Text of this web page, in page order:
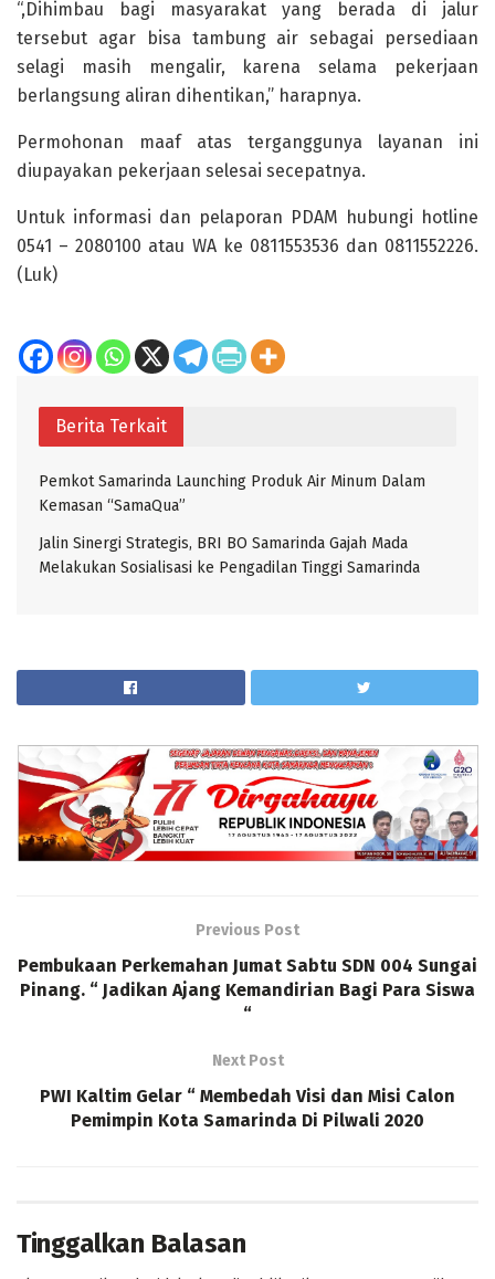
“,Dihimbau bagi masyarakat yang berada di jalur
tersebut agar bisa tambung air sebagai persediaan
selagi masih mengalir, karena selama pekerjaan
berlangsung aliran dihentikan,” harapnya.
Permohonan maaf atas terganggunya layanan ini
diupayakan pekerjaan selesai secepatnya.
Untuk informasi dan pelaporan PDAM hubungi hotline
0541 – 2080100 atau WA ke 0811553536 dan 0811552226.
(Luk)
Berita Terkait
Pemkot Samarinda Launching Produk Air Minum Dalam
Kemasan “SamaQua”
Jalin Sinergi Strategis, BRI BO Samarinda Gajah Mada
Melakukan Sosialisasi ke Pengadilan Tinggi Samarinda
Previous Post
Pembukaan Perkemahan Jumat Sabtu SDN 004 Sungai
Pinang. “ Jadikan Ajang Kemandirian Bagi Para Siswa
“
Next Post
PWI Kaltim Gelar “ Membedah Visi dan Misi Calon
Pemimpin Kota Samarinda Di Pilwali 2020
Tinggalkan Balasan